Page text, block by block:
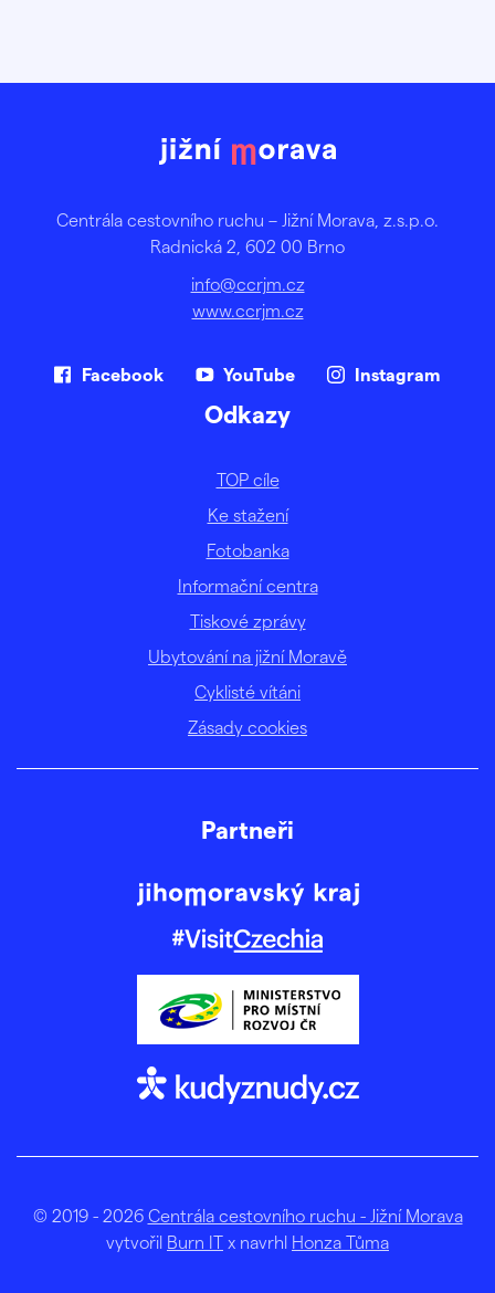
Centrála cestovního ruchu – Jižní Morava, z.s.p.o.
Radnická 2, 602 00 Brno
info@ccrjm.cz
www.ccrjm.cz
Facebook YouTube Instagram
Odkazy
TOP cíle
Ke stažení
Fotobanka
Informační centra
Tiskové zprávy
Ubytování na jižní Moravě
Cyklisté vítáni
Zásady cookies
Partneři
© 2019 - 2026 Centrála cestovního ruchu - Jižní Morava
vytvořil Burn IT x navrhl Honza Tůma